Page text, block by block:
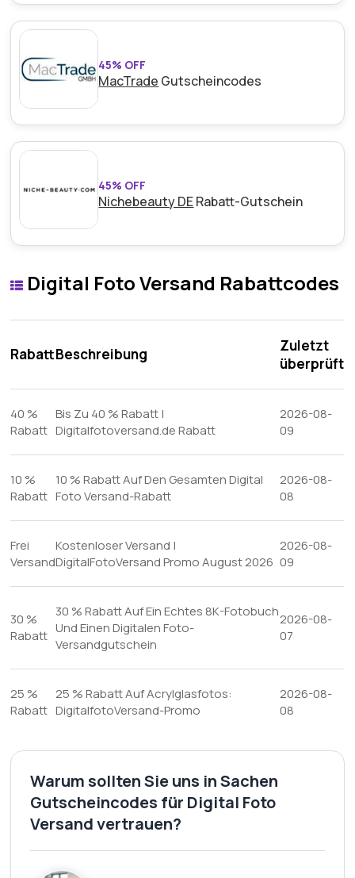
45% OFF
MacTrade Gutscheincodes
45% OFF
Nichebeauty DERabatt-Gutschein
Digital Foto Versand Rabattcodes
RabattBeschreibung
Zuletzt
überprüft
40 %
Rabatt
Bis Zu 40 % Rabatt |
Digitalfotoversand.de Rabatt
2026-08-
09
10 %
Rabatt
10 % Rabatt Auf Den Gesamten Digital
Foto Versand-Rabatt
2026-08-
08
Frei
Versand
Kostenloser Versand |
DigitalFotoVersand Promo August 2026
2026-08-
09
30 %
Rabatt
30 % Rabatt Auf Ein Echtes 8K-Fotobuch
Und Einen Digitalen Foto-
Versandgutschein
2026-08-
07
25 %
Rabatt
25 % Rabatt Auf Acrylglasfotos:
DigitalfotoVersand-Promo
2026-08-
08
Warum sollten Sie uns in Sachen
Gutscheincodes für Digital Foto
Versand vertrauen?